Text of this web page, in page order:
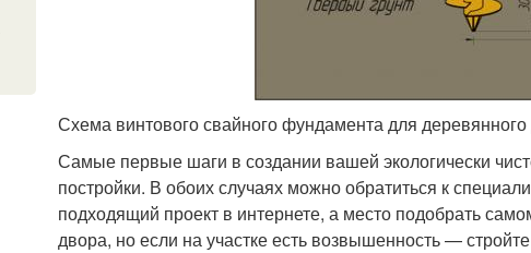
Схема винтового свайного фундамента для
Самые первые шаги в создании вашей экологически
постройки. В обоих случаях можно обратиться к
подходящий проект в интернете, а место подобрать
двора, но если на участке есть возвышенность —